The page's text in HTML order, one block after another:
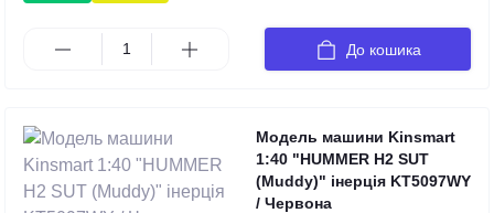
До кошика
Модель машини Kinsmart
1:40 "HUMMER H2 SUT
(Muddy)" інерція KT5097WY
/ Червона